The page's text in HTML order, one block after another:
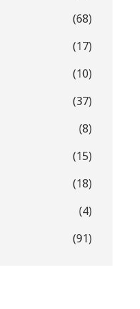
(68)
(17)
(10)
(37)
(8)
(15)
(18)
(4)
(91)